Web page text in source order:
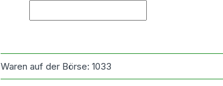
Waren auf der Börse:1033